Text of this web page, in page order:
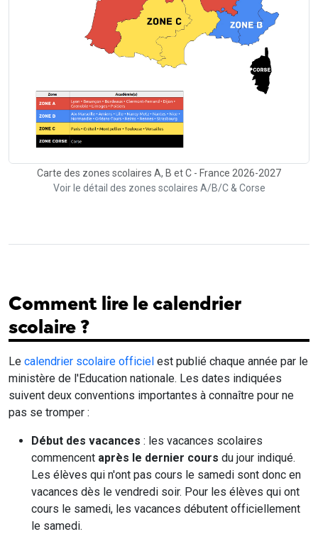
Carte des zones scolaires A, B et C - France 2026-2027
Voir le détail des zones scolaires A/B/C & Corse
Comment lire le calendrier
scolaire ?
Le calendrier scolaire officiel est publié chaque année par le
ministère de l'Education nationale. Les dates indiquées
suivent deux conventions importantes à connaître pour ne
pas se tromper :
Début des vacances : les vacances scolaires
commencent après le dernier cours du jour indiqué.
Les élèves qui n'ont pas cours le samedi sont donc en
vacances dès le vendredi soir. Pour les élèves qui ont
cours le samedi, les vacances débutent officiellement
le samedi.